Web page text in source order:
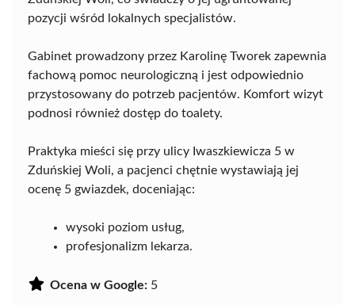
pozycji wśród lokalnych specjalistów.
Gabinet prowadzony przez Karolinę Tworek zapewnia
fachową pomoc neurologiczną i jest odpowiednio
przystosowany do potrzeb pacjentów. Komfort wizyt
podnosi również dostęp do toalety.
Praktyka mieści się przy ulicy Iwaszkiewicza 5 w
Zduńskiej Woli, a pacjenci chętnie wystawiają jej
ocenę 5 gwiazdek, doceniając:
wysoki poziom usług,
profesjonalizm lekarza.
Ocena w Google: 5